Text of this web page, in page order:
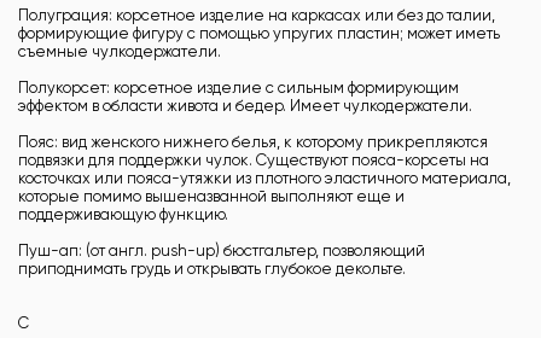
Полуграция: корсетное изделие на каркасах или без до талии,
формирующие фигуру с помощью упругих пластин; может иметь
съемные чулкодержатели.
Полукорсет: корсетное изделие с сильным формирующим
эффектом в области живота и бедер. Имеет чулкодержатели.
Пояс: вид женского нижнего белья, к которому прикрепляются
подвязки для поддержки чулок. Существуют пояса-корсеты на
косточках или пояса-утяжки из плотного эластичного материала,
которые помимо вышеназванной выполняют еще и
поддерживающую функцию.
Пуш-ап: (от англ. push-up) бюстгальтер, позволяющий
приподнимать грудь и открывать глубокое декольте.
С